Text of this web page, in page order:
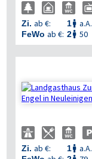
Zi. ab €: 1 a.A.
FeWo ab €: 2 50
Zi. ab €: 1 a.A.